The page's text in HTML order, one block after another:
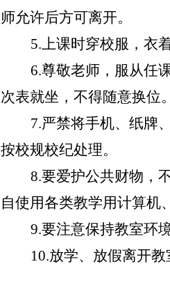
师允许后方可离开。
5.上课时穿校服，衣
6.尊敬老师，服从任
次表就坐，不得随意换位。
7.严禁将手机、纸牌
按校规校纪处理。
8.要爱护公共财物，
自使用各类教学用计算机
9.要注意保持教室环
10.放学、放假离开